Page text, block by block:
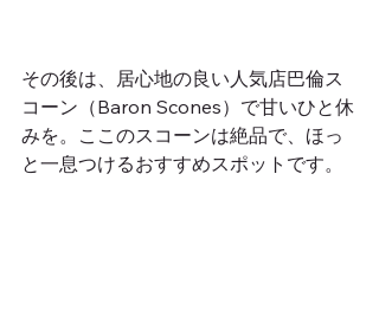
その後は、居心地の良い人気店巴倫ス
コーン（Baron Scones）で甘いひと休
みを。ここのスコーンは絶品で、ほっ
と一息つけるおすすめスポットです。